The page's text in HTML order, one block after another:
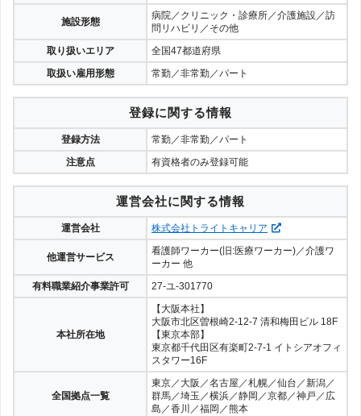
施設形態
病院／クリニック・診療所／介護施設／訪
問リハビリ／その他
取り扱いエリア
全国47都道府県
取扱い雇用形態
常勤／非常勤／パート
登録に関する情報
登録方法
常勤／非常勤／パート
注意点
有資格者のみ登録可能
運営会社に関する情報
運営会社 株式会社トライトキャリア
他運営サービス
看護師ワーカー(旧:医療ワーカー)／介護ワ
ーカー 他
有料職業紹介事業許可
27-ユ-301770
本社所在地
【大阪本社】
大阪市北区曽根崎2-12-7 清和梅田ビル 18F
【東京本部】
東京都千代田区有楽町2-7-1 イトシアオフィ
スタワー16F
全国拠点一覧
東京／大阪／名古屋／札幌／仙台／新潟／
群馬／埼玉／横浜／静岡／京都／神戸／広
島／香川／福岡／熊本